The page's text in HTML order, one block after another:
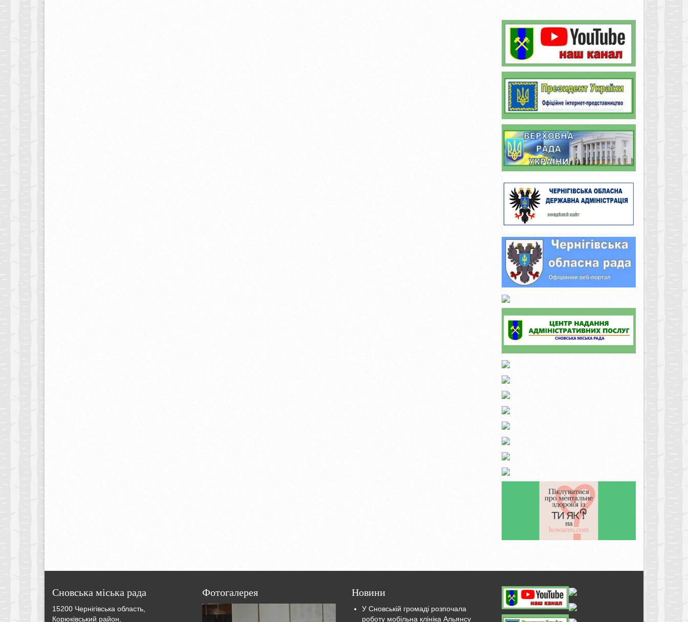
Сновська міська рада
15200 Чернігівська область,
Корюківський район,
Фотогалерея Новини
У Сновській громаді розпочала
роботу мобільна клініка Альянсу